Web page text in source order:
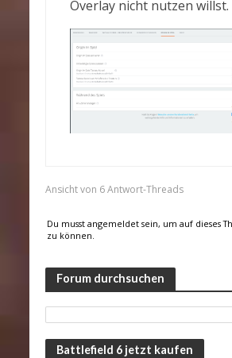
Overlay nicht nutzen willst.
Ansicht von 6 Antwort-Threads
Du musst angemeldet sein, um auf dieses
zu können.
Forum durchsuchen
Battlefield 6 jetzt kaufen